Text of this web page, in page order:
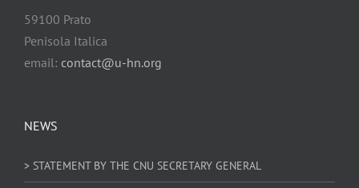
NEWS
> STATEMENT BY THE CNU SECRETARY GENERAL
59100 Prato
Penisola Italica
email: contact@u-hn.org